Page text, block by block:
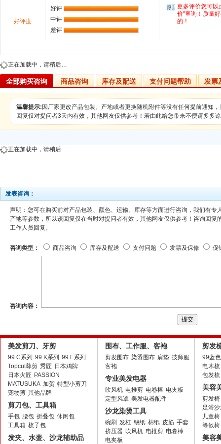
好评度
好评
中评
差评
更多评价您可以
价"查询！质量
的！
正在加载中，请稍后…
全部购买咨询 商品咨询 库存及配送 支付问题帮助 发票
温馨提示: 因厂家更改产品包装、产地或者更换随机附件等没有任何提前通知
回复仅对提问者3天内有效，其他网友仅供参考！若由此给您带来不便请多多
正在加载中，请稍后…
发表咨询：
声明：您可在购买前对产品包装、颜色、运输、库存等方面进行咨询，我们有
产地等参数，所以该回复仅在当时对提问者有效，其他网友仅供参考！咨询回
工作人员回复。
咨询类型： 商品咨询 库存及配送 支付问题 发票及保修 促
咨询内容：
美发剪刀、牙剪
99 C系列 99 K系列 99 E系列
Topcut尊剪 秀匠 日本鸡牌
日本火匠 PASSION
MATUSUKA 加贺 特型小剪刀
宠物剪 其他品牌
剪刀包、工具箱
手包 腰包 折叠包 休闲包
工具箱 梳子包
发夹、水壶、沙龙辅助品
围布、工作服、客袍
剪发围布 染烫围布 肩垫 技师服
客袍
专业美发电器
吹风机 电推剪 电卷棒 电夹板
定型风罩 美发电器配件
沙龙染烫工具
碗刷 发杠 锡纸 棉纸 皮筋 手套
挤压器 吹风机 电推剪 电卷棒
电夹板
剪发
99蓝
电木梳
包发梳
美容
剪发椅
足浴
儿童椅
等候椅
美容